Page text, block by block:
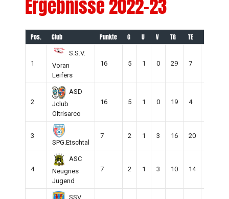
Ergebnisse 2022-23
Pos. Club Punkte G U V TG TE
1
S.S.V.
Voran
Leifers
16 5 1 0 29 7
2
ASD
Jclub
Oltrisarco
16 5 1 0 19 4
3
SPG.Etschtal
7 2 1 3 16 20
4
ASC
Neugries
Jugend
7 2 1 3 10 14
SSV